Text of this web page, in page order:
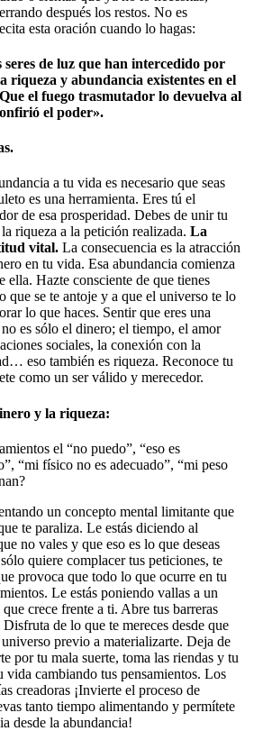
después los restos. No es
esta oración cuando lo hagas:
seres de luz que han intercedido por
riqueza y abundancia existentes en el
el fuego trasmutador lo devuelva al
el poder».
a tu vida es necesario que seas
es una herramienta. Eres tú el
de esa prosperidad. Debes de unir tu
riqueza a la petición realizada. La
vital. La consecuencia es la atracción
en tu vida. Esa abundancia comienza
ella. Hazte consciente de que tienes
que se te antoje y a que el universo te lo
lo que haces. Sentir que eres una
es sólo el dinero; el tiempo, el amor
sociales, la conexión con la
eso también es riqueza. Reconoce tu
como un ser válido y merecedor.
y la riqueza:
el “no puedo”, “eso es
“mi físico no es adecuado”, “mi peso
un concepto mental limitante que
te paraliza. Le estás diciendo al
no vales y que eso es lo que deseas
quiere complacer tus peticiones, te
provoca que todo lo que ocurre en tu
Le estás poniendo vallas a un
crece frente a ti. Abre tus barreras
de lo que te mereces desde que
previo a materializarte. Deja de
por tu mala suerte, toma las riendas y tu
vida cambiando tus pensamientos. Los
creadoras ¡Invierte el proceso de
tanto tiempo alimentando y permítete
desde la abundancia!